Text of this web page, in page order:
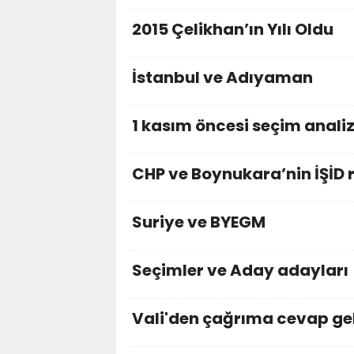
2015 Çelikhan’ın Yılı Oldu
İstanbul ve Adıyaman
1 kasım öncesi seçim
CHP ve Boynukara’nin
Suriye ve BYEGM
Seçimler ve Aday adayları
Vali'den çağrıma cevap